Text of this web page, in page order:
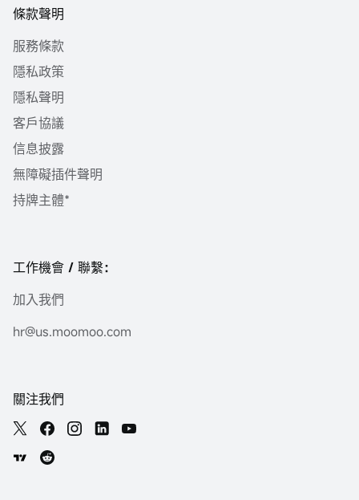
條款聲明
服務條款
隱私政策
隱私聲明
客戶協議
信息披露
無障礙插件聲明
持牌主體*
工作機會 / 聯繫：
加入我們
hr@us.moomoo.com
關注我們